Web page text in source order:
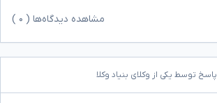
مشاهده دیدگاه‌ها ( ۰
پاسخ توسط یکی از وکلای بنیاد وکلا